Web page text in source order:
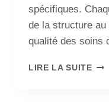
spécifiques.
de la structure
qualité des soins
LIRE LA SUITE